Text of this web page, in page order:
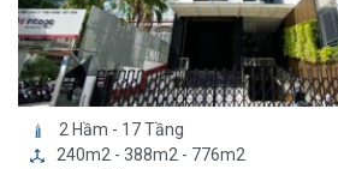
2 Hầm - 17 Tầng
240m2 - 388m2 - 776m2